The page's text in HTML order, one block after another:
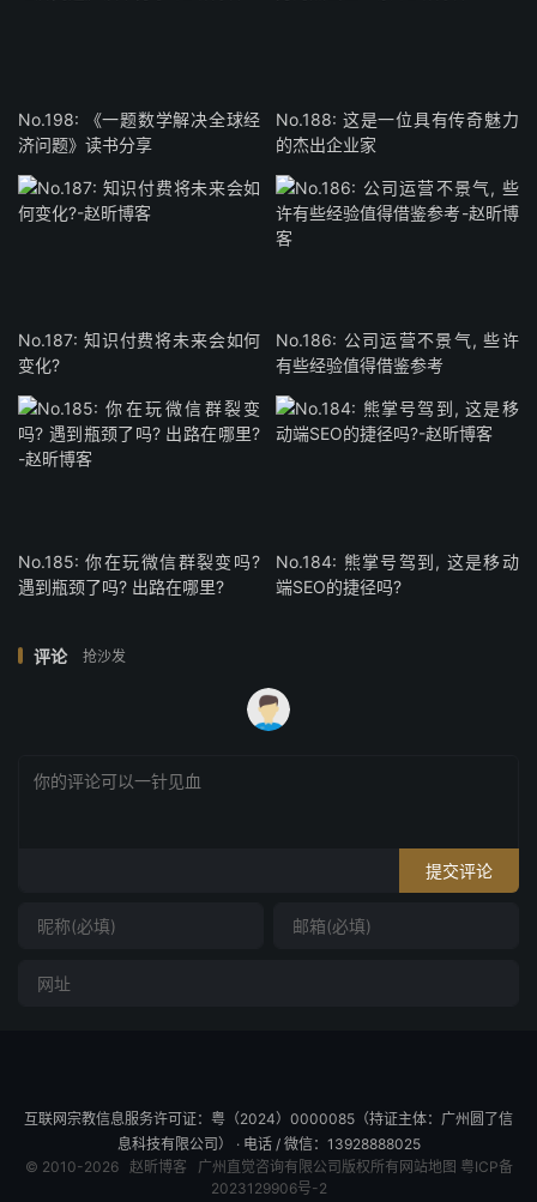
No.198: 《一题数学解决全球经
济问题》读书分享
No.188: 这是一位具有传奇魅力
的杰出企业家
No.187: 知识付费将未来会如何
变化?
No.186: 公司运营不景气, 些许
有些经验值得借鉴参考
No.185: 你在玩微信群裂变吗?
遇到瓶颈了吗? 出路在哪里?
No.184: 熊掌号驾到, 这是移动
端SEO的捷径吗?
评论 抢沙发
提交评论
互联网宗教信息服务许可证：粤（2024）0000085（持证主体：广州圆了信
息科技有限公司） · 电话 / 微信：13928888025
© 2010-2026 赵昕博客 广州直觉咨询有限公司版权所有 网站地图 粤ICP备
2023129906号-2